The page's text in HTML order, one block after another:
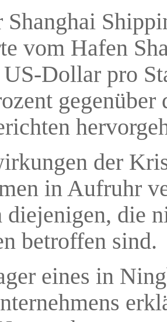
Shanghai
vom Hafen
Dollar pro
der
in Aufruhr
diejenigen, die
betroffen sind.
eines in